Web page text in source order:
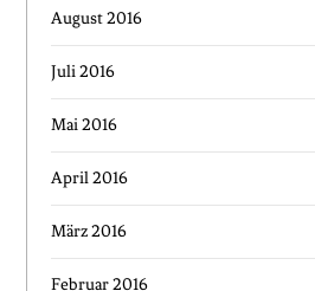
August 2016
Juli 2016
Mai 2016
April 2016
März 2016
Februar 2016